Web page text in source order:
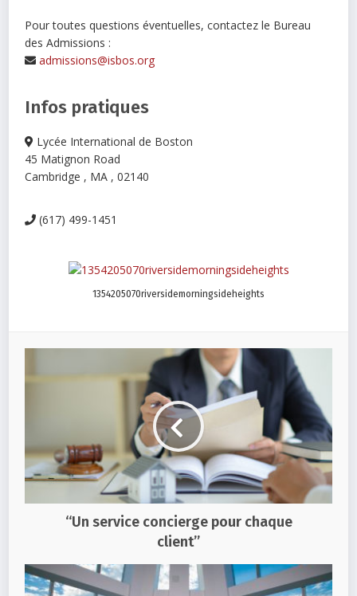
Pour toutes questions éventuelles, contactez le Bureau
des Admissions :
admissions@isbos.org
Infos pratiques
Lycée International de Boston
45 Matignon Road
Cambridge , MA , 02140
(617) 499-1451
1354205070riversidemorningsideheights
“Un service concierge pour chaque
client”